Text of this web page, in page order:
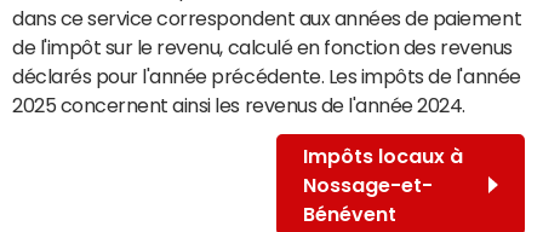
dans ce service correspondent aux années de paiement
de l'impôt sur le revenu, calculé en fonction des revenus
déclarés pour l'année précédente. Les impôts de l'année
2025 concernent ainsi les revenus de l'année 2024.
Impôts locaux à
Nossage-et-
Bénévent